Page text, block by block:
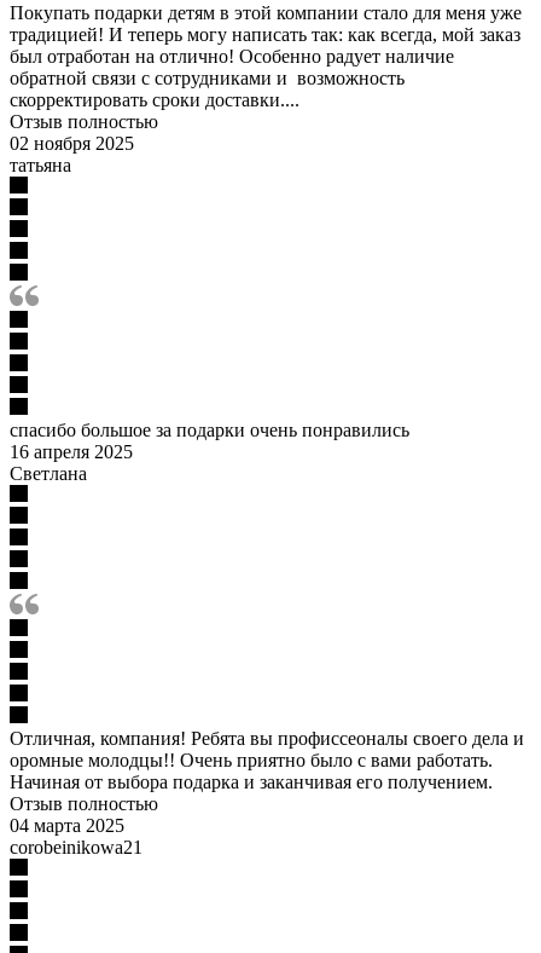
Покупать подарки детям в этой компании стало для меня уже
традицией! И теперь могу написать так: как всегда, мой заказ
был отработан на отлично! Особенно радует наличие
обратной связи с сотрудниками и возможность
скорректировать сроки доставки....
Отзыв полностью
02 ноября 2025
татьяна
спасибо большое за подарки очень понравились
16 апреля 2025
Светлана
Отличная, компания! Ребята вы профиссеоналы своего дела и
оромные молодцы!! Очень приятно было с вами работать.
Начиная от выбора подарка и заканчивая его получением.
Отзыв полностью
04 марта 2025
corobeinikowa21